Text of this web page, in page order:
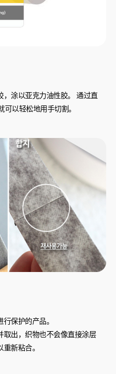
，涂以亚克力油性胶。 通过直
可以轻松地用手切割。
保护的产品。
取出，织物也不会像直接涂层
新粘合。